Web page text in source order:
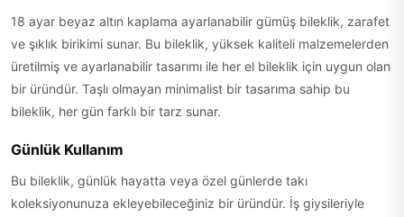
18 ayar beyaz altın kaplama ayarlanabilir gümüş bileklik, zarafet
ve şıklık birikimi sunar. Bu bileklik, yüksek kaliteli malzemelerden
üretilmiş ve ayarlanabilir tasarımı ile her el bileklik için uygun olan
bir üründür. Taşlı olmayan minimalist bir tasarıma sahip bu
bileklik, her gün farklı bir tarz sunar.
Günlük Kullanım
Bu bileklik, günlük hayatta veya özel günlerde takı
koleksiyonunuza ekleyebileceğiniz bir üründür. İş giysileriyle